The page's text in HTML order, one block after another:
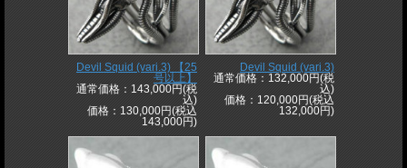
Devil Squid (vari.3) 【25
号以上】
通常価格：143,000円(税
込)
価格：130,000円(税込
143,000円)
Devil Squid (vari.3)
通常価格：132,000円(税
込)
価格：120,000円(税込
132,000円)